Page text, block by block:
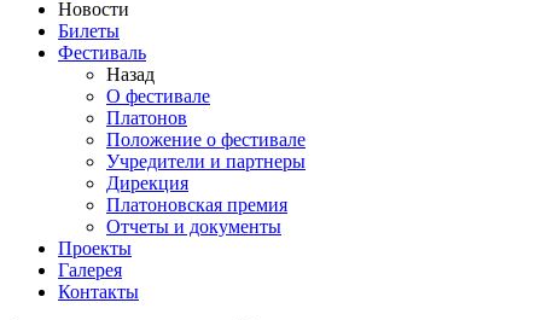
Новости
Билеты
Фестиваль
Назад
О фестивале
Платонов
Положение о фестивале
Учредители и партнеры
Дирекция
Платоновская премия
Отчеты и документы
Проекты
Галерея
Контакты